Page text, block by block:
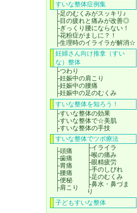
すいな整体症例集
├足のむくみがスッキリ♪
├目の疲れと痛みが改善◎
├ぎっくり腰にならない！
├花粉症がましに？！
├生理時のイライラが解消☆
妊婦さん向け推拿（すい
な）整体
├つわり
├妊娠中の肩こり
├妊娠中の腰痛
├妊娠中の足のむくみ
すいな整体を知ろう！
├すいな整体の効果
├すいな整体で☆美肌
├すいな整体の手技
すいな整体でツボ療法
├頭痛
├歯痛
├胃痛
├腰痛
├便秘
├肩こり
├イライラ
├喉の痛み
├眼精疲労
├手のしびれ
├足のむくみ
├鼻水・鼻づま
り
子どもすいな整体